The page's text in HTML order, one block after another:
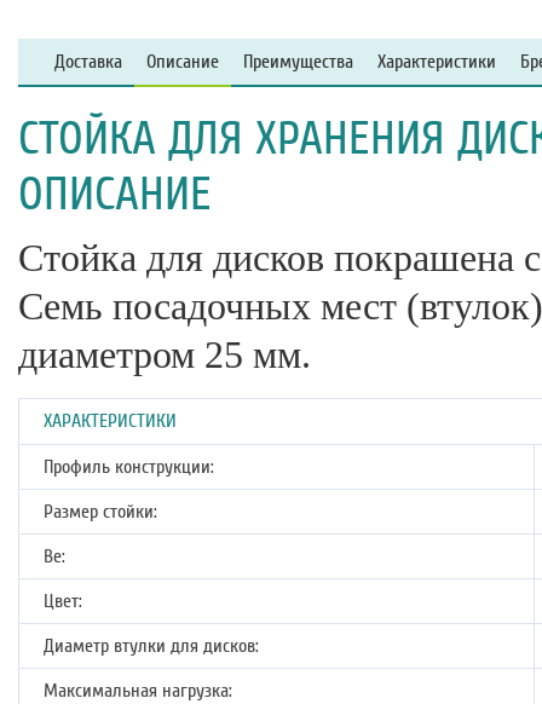
Доставка Описание Преимущества Характеристики
СТОЙКА ДЛЯ ХРАНЕНИЯ
ОПИСАНИЕ
Стойка для дисков покрашена
Семь посадочных мест
диаметром 25 мм.
ХАРАКТЕРИСТИКИ
Профиль конструкции:
Размер стойки:
Ве:
Цвет:
Диаметр втулки для дисков:
Максимальная нагрузка: